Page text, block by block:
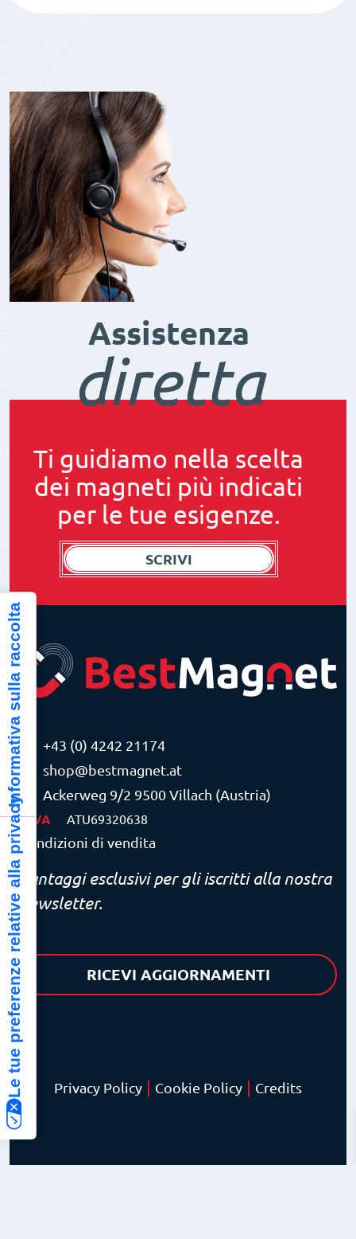
Assistenza
diretta
Ti guidiamo nella scelta
dei magneti più indicati
per le tue esigenze.
SCRIVI
+43 (0) 4242 21174
shop@bestmagnet.at
Ackerweg 9/2 9500 Villach (Austria)
P.IVA ATU69320638
Condizioni di vendita
Vantaggi esclusivi per gli iscritti alla nostra
newsletter.
RICEVI AGGIORNAMENTI
Privacy Policy Cookie Policy Credits
Le tue preferenze relative alla privacy
Informativa sulla raccolta